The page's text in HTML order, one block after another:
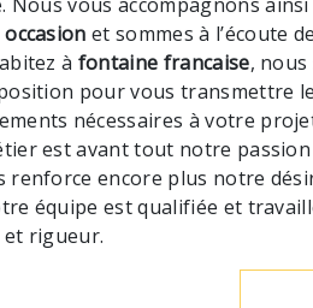
occasion et sommes à l’écoute
à fontaine francaise, nous
pour vous transmettre
nécessaires à votre
est avant tout notre
renforce encore plus notre
équipe est qualifiée et
rigueur.